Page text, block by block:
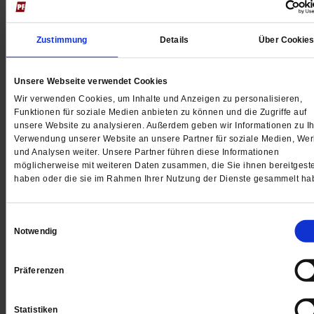
Zustimmung Details Über Cookies
Unsere Webseite verwendet Cookies
Wir verwenden Cookies, um Inhalte und Anzeigen zu personalisieren,
Funktionen für soziale Medien anbieten zu können und die Zugriffe auf
unsere Website zu analysieren. Außerdem geben wir Informationen zu
Verwendung unserer Website an unsere Partner für soziale Medien,
und Analysen weiter. Unsere Partner führen diese Informationen
möglicherweise mit weiteren Daten zusammen, die Sie ihnen
haben oder die sie im Rahmen Ihrer Nutzung der Dienste gesammelt
Notwendig
Präferenzen
Statistiken
Leserinitiative Publik-Forum e. V., (Community,
neuen
Tab)
Die Redaktion übernimmt keine Haftung für unverlangt
eingesandte Manuskripte, Fotos und Illustrationen.
Forum, publik-forum.de und alle darin enthaltenen
sind urheberrechtlich geschützt. Mit Ausnahme der
gesetzlich zugelassenen Fälle ist eine Verwertung ohne
Einwilligung des Verlages strafbar. Alle Anbieter von
Beiträgen, Fotos und Illustrationen stimmen der Nutzung
den Publik-Forum-Ausgaben, im Internet, auf DVD
Datenbanken zu.
Publik-Forum.de behält sich vor, Nutzerpost – mit